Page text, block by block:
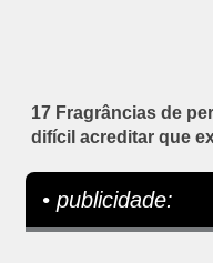
17 Fragrâncias de
difícil acreditar que
• publicidade: